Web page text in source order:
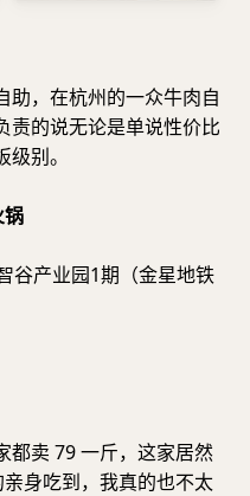
助，在杭州的一众牛肉自
责的说无论是单说性价比
别。
锅
谷产业园1期（金星地铁
都卖 79 一斤，这家居然
身吃到，我真的也不太